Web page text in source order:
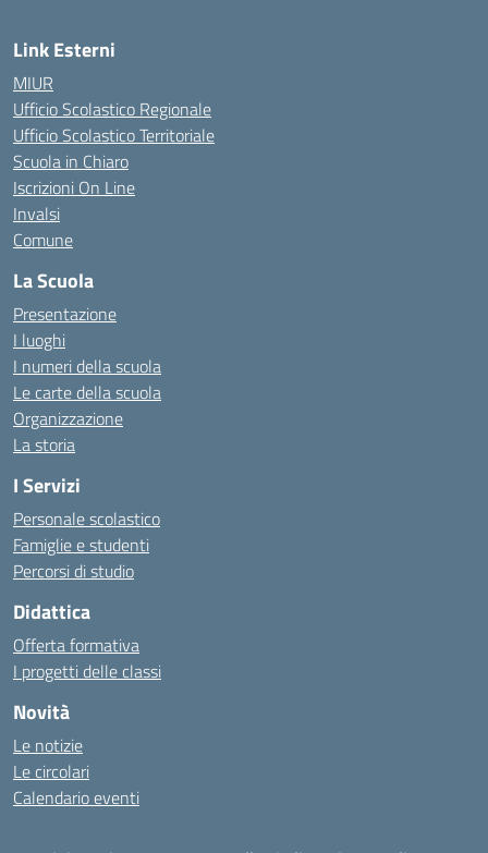
Link Esterni
MIUR
Ufficio Scolastico Regionale
Ufficio Scolastico Territoriale
Scuola in Chiaro
Iscrizioni On Line
Invalsi
Comune
La Scuola
Presentazione
I luoghi
I numeri della scuola
Le carte della scuola
Organizzazione
La storia
I Servizi
Personale scolastico
Famiglie e studenti
Percorsi di studio
Didattica
Offerta formativa
I progetti delle classi
Novità
Le notizie
Le circolari
Calendario eventi